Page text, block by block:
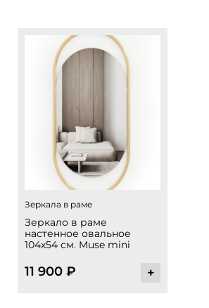
Зеркала в раме
Зеркало в раме
настенное овальное
104х54 см. Muse mini
11 900 ₽ +